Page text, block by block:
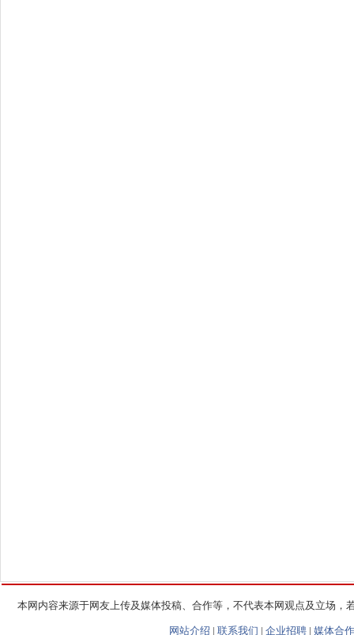
本网内容来源于网友上传及媒体投稿、合作等，不代表本网观点及立场
网站介绍 | 联系我们 | 企业招聘 | 媒体合作